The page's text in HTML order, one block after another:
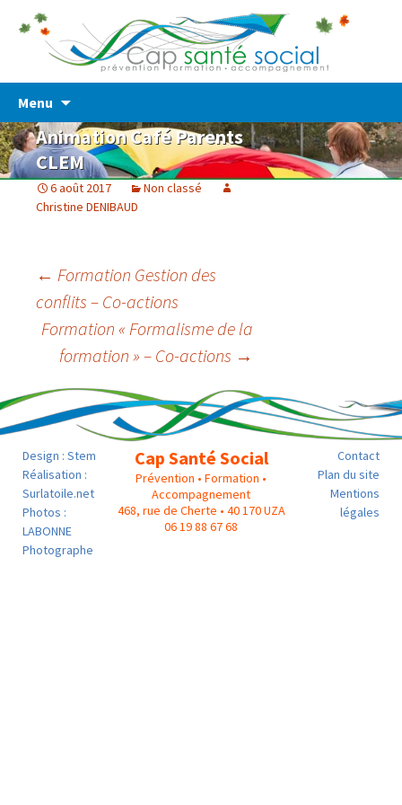
Cap Santé Social
Prévention – Formation – Accompagnement
Menu
content
Animation Café Parents
CLEM
6 août 2017
Non classé
Christine DENIBAUD
Post
navigation
← Formation Gestion des
conflits – Co-actions
Formation « Formalisme de la
formation » – Co-actions →
Design : Stem
Réalisation :
Surlatoile.net
Photos :
LABONNE
Photographe
Cap Santé Social
Prévention • Formation •
Accompagnement
468, rue de Cherte • 40 170 UZA
06 19 88 67 68
Contact
Plan du site
Mentions
légales